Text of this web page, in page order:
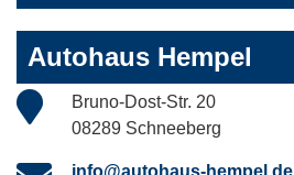
Autohaus Hempel
Bruno-Dost-Str. 20
08289 Schneeberg